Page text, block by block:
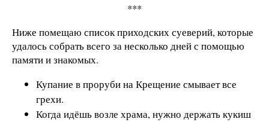
***
Ниже помещаю список приходских суеверий, которые
удалось собрать всего за несколько дней с помощью
памяти и знакомых.
Купание в проруби на Крещение смывает все
грехи.
Когда идёшь возле храма, нужно держать кукиш